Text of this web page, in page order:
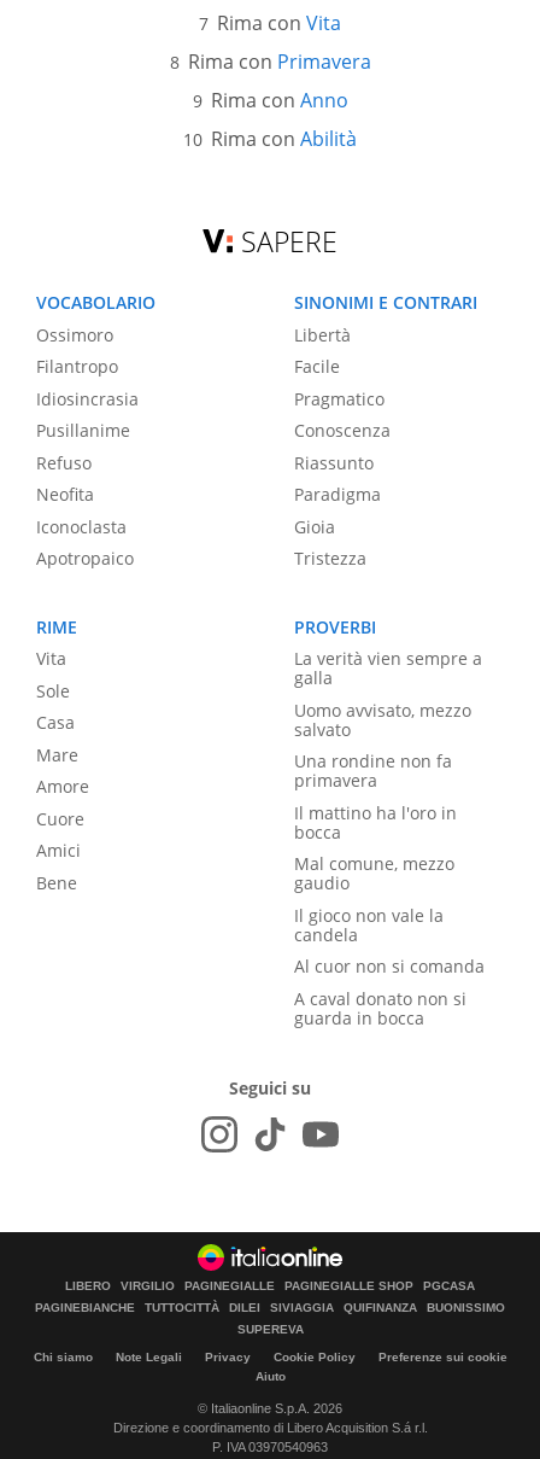
Rima con Vita
Rima con Primavera
Rima con Anno
Rima con Abilità
SAPERE
VOCABOLARIO
Ossimoro
Filantropo
Idiosincrasia
Pusillanime
Refuso
Neofita
Iconoclasta
Apotropaico
SINONIMI E CONTRARI
Libertà
Facile
Pragmatico
Conoscenza
Riassunto
Paradigma
Gioia
Tristezza
RIME
Vita
Sole
Casa
Mare
Amore
Cuore
Amici
Bene
PROVERBI
La verità vien sempre a
galla
Uomo avvisato, mezzo
salvato
Una rondine non fa
primavera
Il mattino ha l'oro in
bocca
Mal comune, mezzo
gaudio
Il gioco non vale la
candela
Al cuor non si comanda
A caval donato non si
guarda in bocca
Seguici su
LIBERO VIRGILIO PAGINEGIALLE PAGINEGIALLE SHOP
PGCASA
PAGINEBIANCHE
TUTTOCITTÀ DILEI SIVIAGGIA QUIFINANZA
BUONISSIMO
SUPEREVA
Chi siamo Note Legali Privacy Cookie Policy
Preferenze sui cookie
Aiuto
© Italiaonline S.p.A. 2026
Direzione e coordinamento di Libero Acquisition S.á r.l.
P. IVA 03970540963